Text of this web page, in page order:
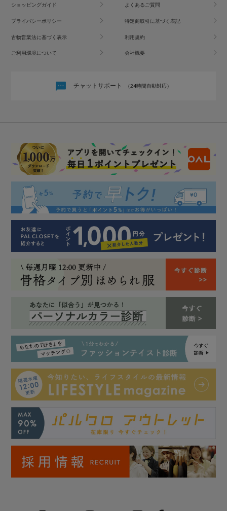
ショッピングガイド よくあるご質問
プライバシーポリシー 特定商取引に基づく表記
古物営業法に基づく表示 利用規約
ご利用環境について 会社概要
チャットサポート （24時間自動対応）